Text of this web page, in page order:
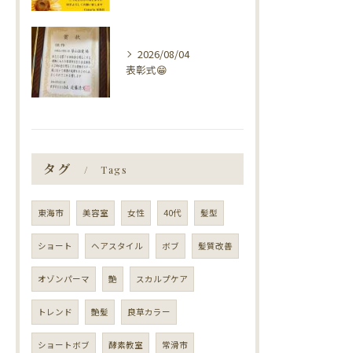
2026/08/04
表彰式😁
タグ Tags
東海市 美容室 女性 40代 髪型
ショート ヘアスタイル ボブ 髪質改善
オゾンパーマ 艶 スカルプケア
トレンド 艶髪 良草カラー
ショートボブ 酵素教室 常滑市